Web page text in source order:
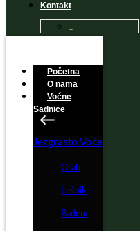
Kontakt
Početna
O nama
Voćne
Sadnice
Jezgrasto Voće
Orah
Lešnik
Badem